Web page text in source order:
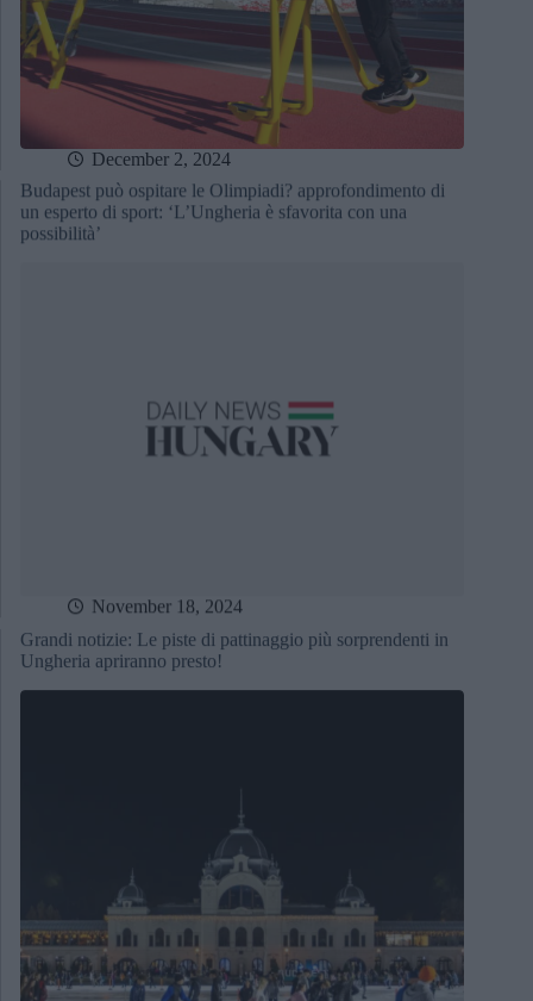
December 2, 2024
Budapest può ospitare le Olimpiadi? approfondimento di
un esperto di sport: ‘L’Ungheria è sfavorita con una
possibilità’
November 18, 2024
Grandi notizie: Le piste di pattinaggio più sorprendenti in
Ungheria apriranno presto!